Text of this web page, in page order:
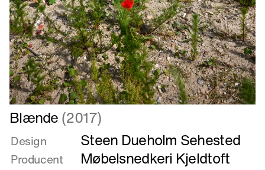
Læs
mere
om
Blænde
Blænde(2017)
Design Steen Dueholm Sehested
Producent Møbelsnedkeri Kjeldtoft